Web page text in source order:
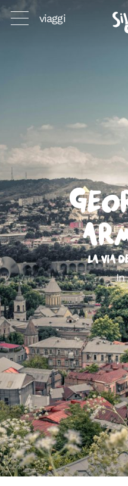
viaggi
La Via
In